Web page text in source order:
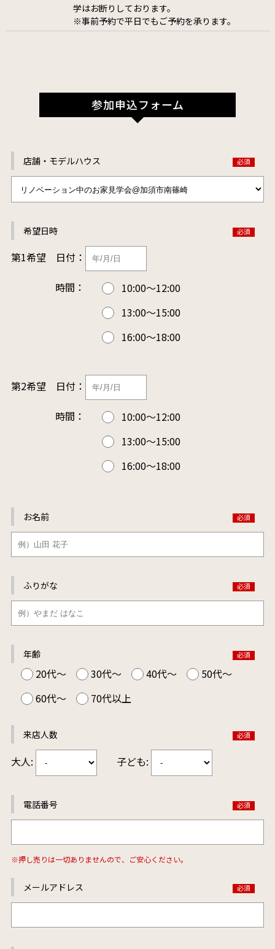
学はお断りしております。
※事前予約で平日でもご予約を承ります。
参加申込フォーム
店舗・モデルハウス
希望日時
第1希望 日付：
時間：
10:00～12:00
13:00～15:00
16:00～18:00
第2希望 日付：
時間：
10:00～12:00
13:00～15:00
16:00～18:00
お名前
ふりがな
年齢
20代～ 30代～ 40代～
50代～
60代～
70代以上
来店人数
大人: 子ども:
電話番号
※押し売りは一切ありませんので、ご安心ください。
メールアドレス